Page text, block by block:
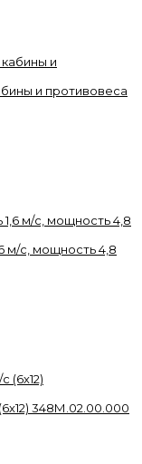
и противовеса
м/с, мощность 4,8
348М.02.00.000